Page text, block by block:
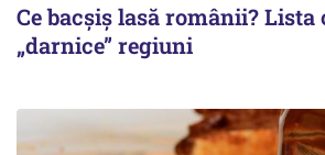
Ce bacșiș lasă românii? Lista
„darnice” regiuni